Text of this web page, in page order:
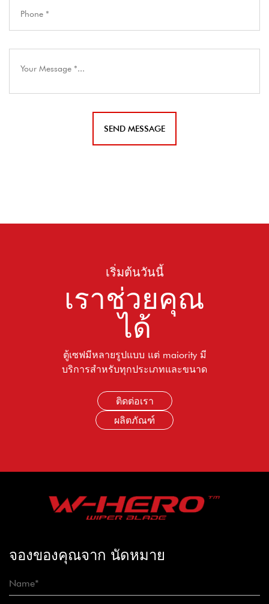
เริ่มต้นวันนี้
เราช่วยคุณ
ได้
ตู้เซฟมีหลายรูปแบบ แต่ maiority มี
บริการสำหรับทุกประเภทและขนาด
ติดต่อเรา
ผลิตภัณฑ์
จองของคุณจาก นัดหมาย